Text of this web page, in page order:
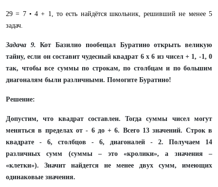
29 = 7 • 4 + 1, то есть найдётся школьник, решивший не менее 5
задач.
Задача 9.Кот Базилио пообещал Буратино открыть великую
тайну, если он составит чудесный квадрат 6 х 6 из чисел + 1, -1, 0
так, чтобы все суммы по строкам, по столбцам и по большим
диагоналям были различными. Помогите Буратино!
Решение:
Допустим, что квадрат составлен. Тогда суммы чисел могут
меняться в пределах от - 6 до + 6. Всего 13 значений. Строк в
квадрате - 6, столбцов - 6, диагоналей - 2. Получаем 14
различных сумм (суммы – это «кролики», а значения –
«клетки»). Значит найдется не менее двух сумм, имеющих
одинаковые значения.